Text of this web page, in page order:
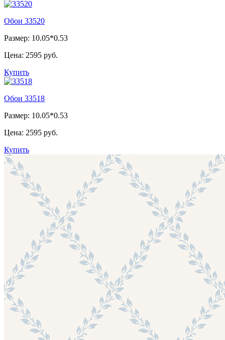
Обои 33520
Размер: 10.05*0.53
Цена: 2595 руб.
Купить
Обои 33518
Размер: 10.05*0.53
Цена: 2595 руб.
Купить